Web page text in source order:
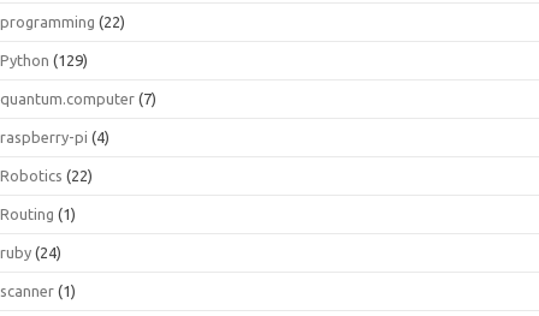
programming (22)
Python (129)
quantum.computer (7)
raspberry-pi (4)
Robotics (22)
Routing (1)
ruby (24)
scanner (1)